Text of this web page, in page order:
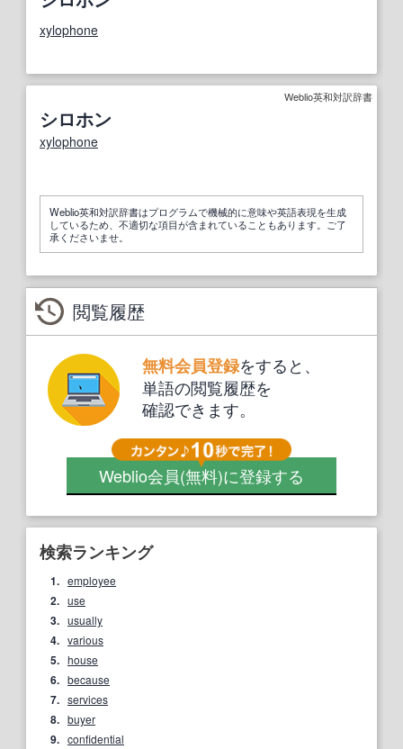
xylophone
Weblio英和対訳辞書
シロホン
xylophone
Weblio英和対訳辞書はプログラムで機械的に意味や英語表現を生成
しているため、不適切な項目が含まれていることもあります。ご了
承くださいませ。
閲覧履歴
無料会員登録をすると、
単語の閲覧履歴を
確認できます。
Weblio会員(無料)に登録する
検索ランキング
1. employee
2. use
3. usually
4. various
5. house
6. because
7. services
8. buyer
9. confidential